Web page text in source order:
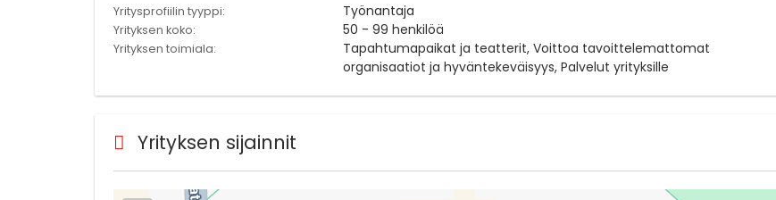
Yritysprofiilin tyyppi: Työnantaja
Yrityksen koko: 50 - 99 henkilöä
Yrityksen toimiala:
Tapahtumapaikat ja teatterit, Voittoa tavoittelemattomat
organisaatiot ja hyväntekeväisyys, Palvelut yrityksille
Yrityksen sijainnit